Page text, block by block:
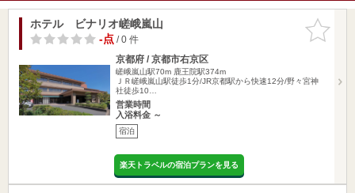
お気に入
りに追加
ホテル ビナリオ嵯峨嵐山
-点/ 0 件
京都府 / 京都市右京区
嵯峨嵐山駅70m 鹿王院駅374m
ＪＲ嵯峨嵐山駅徒歩1分/JR京都駅から快速12分/野々宮神
社徒歩10…
営業時間
入浴料金 ～
宿泊
楽天トラベルの宿泊プランを見る